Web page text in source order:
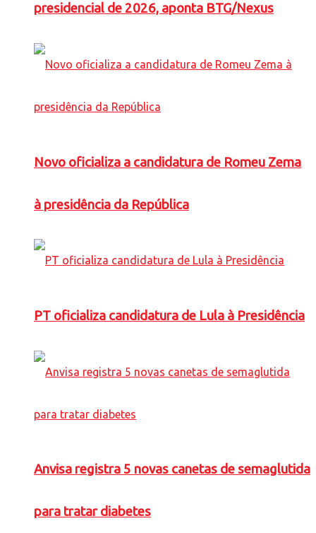
presidencial de 2026, aponta BTG/Nexus
Novo oficializa a candidatura de Romeu Zema
à presidência da República
PT oficializa candidatura de Lula à Presidência
Anvisa registra 5 novas canetas de semaglutida
para tratar diabetes